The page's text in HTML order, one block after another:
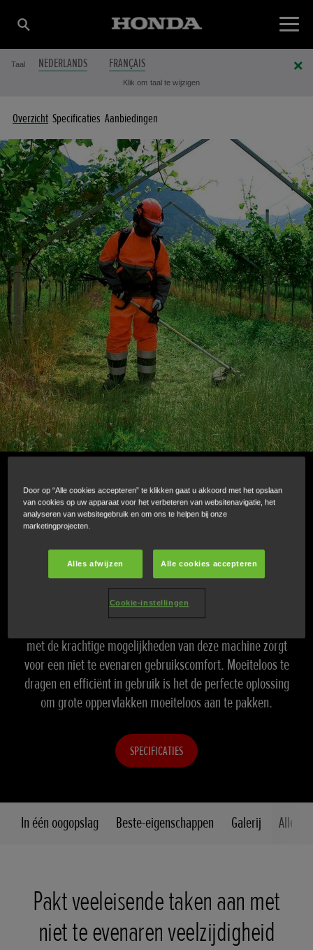
Taal NEDERLANDS FRANÇAIS
Klik om taal te wijzigen
Overzicht Specificaties Aanbiedingen
Ruggedragen bosmaaier: Draagbare
krachtpatser
Onze ruggedragen bosmaaier is uitgerust met een
krachtige motor en levert een constant, betrouwbaar
vermogen. Bovendien bezorgt hij optimaal
gebruiksgemak, zelfs in de meest veeleisende
met de krachtige mogelijkheden van deze machine zorgt
voor een niet te evenaren gebruikscomfort. Moeiteloos te
dragen en efficiënt in gebruik is het de perfecte oplossing
om grote oppervlakken moeiteloos aan te pakken.
SPECIFICATIES
In één oogopslag Beste-eigenschappen Galerij Alle
Pakt veeleisende taken aan met
niet te evenaren veelzijdigheid
Door op “Alle cookies accepteren” te klikken gaat u akkoord met het opslaan
van cookies op uw apparaat voor het verbeteren van websitenavigatie, het
analyseren van websitegebruik en om ons te helpen bij onze
marketingprojecten.
Alles afwijzen Alle cookies accepteren
Cookie-instellingen